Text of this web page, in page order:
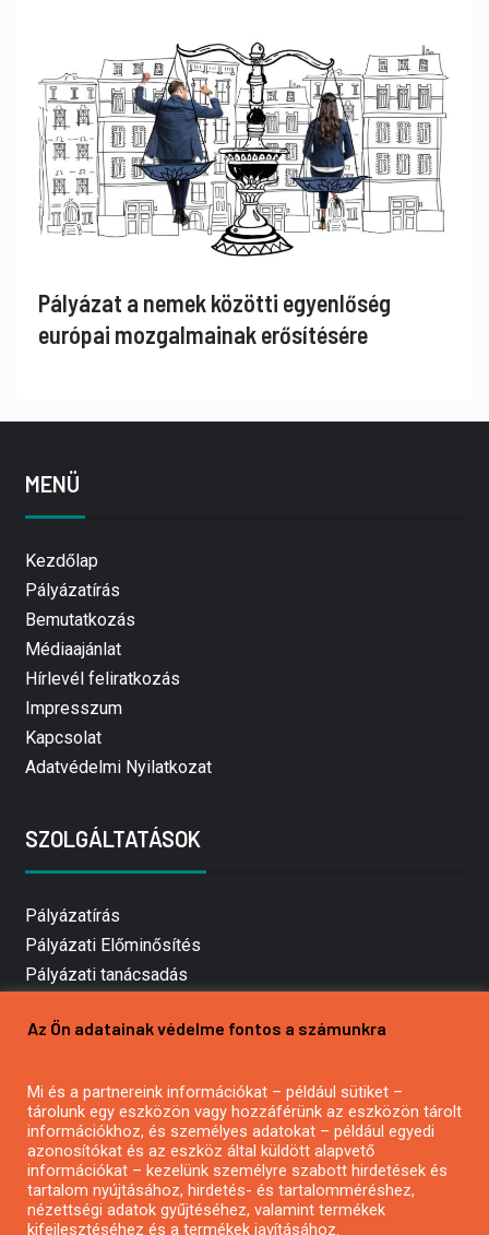
Pályázat a nemek közötti egyenlőség
európai mozgalmainak erősítésére
MENÜ
Kezdőlap
Pályázatírás
Bemutatkozás
Médiaajánlat
Hírlevél feliratkozás
Impresszum
Kapcsolat
Adatvédelmi Nyilatkozat
SZOLGÁLTATÁSOK
Pályázatírás
Pályázati Előminősítés
Pályázati tanácsadás
Mezőgazdasági pályázatírás
Pályázatírás civil szervezeteknek
Pályázatírás önkormányzatoknak
Pályázatfigyelés
Specifikus pályázatfigyelés vagy hírlevél
Az Ön adatainak védelme fontos a számunkra
Mi és a partnereink információkat – például sütiket –
tárolunk egy eszközön vagy hozzáférünk az eszközön tárolt
információkhoz, és személyes adatokat – például egyedi
azonosítókat és az eszköz által küldött alapvető
információkat – kezelünk személyre szabott hirdetések és
tartalom nyújtásához, hirdetés- és tartalomméréshez,
nézettségi adatok gyűjtéséhez, valamint termékek
kifejlesztéséhez és a termékek javításához.